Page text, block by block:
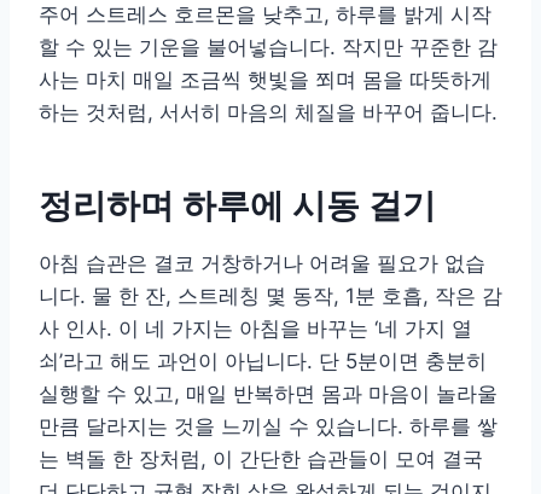
주어 스트레스 호르몬을 낮추고, 하루를 밝게 시작
할 수 있는 기운을 불어넣습니다. 작지만 꾸준한 감
사는 마치 매일 조금씩 햇빛을 쬐며 몸을 따뜻하게
하는 것처럼, 서서히 마음의 체질을 바꾸어 줍니다.
정리하며 하루에 시동 걸기
아침 습관은 결코 거창하거나 어려울 필요가 없습
니다. 물 한 잔, 스트레칭 몇 동작, 1분 호흡, 작은 감
사 인사. 이 네 가지는 아침을 바꾸는 ‘네 가지 열
쇠’라고 해도 과언이 아닙니다. 단 5분이면 충분히
실행할 수 있고, 매일 반복하면 몸과 마음이 놀라울
만큼 달라지는 것을 느끼실 수 있습니다. 하루를 쌓
는 벽돌 한 장처럼, 이 간단한 습관들이 모여 결국